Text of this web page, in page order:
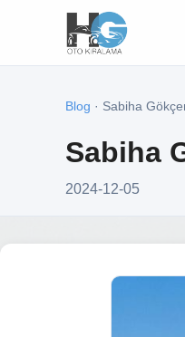
Blog · Sabiha
Sabiha
2024-12-05